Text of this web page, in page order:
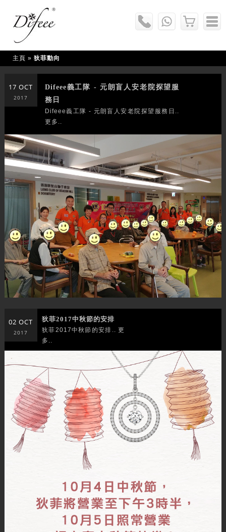
主頁 » 狄菲動向
17 OCT
2017
Difeee義工隊 - 元朗盲人安老院探望服
務日
Difeee義工隊 - 元朗盲人安老院探望服務日..
更多..
02 OCT
2017
狄菲2017中秋節的安排
狄菲2017中秋節的安排.. 更
多..